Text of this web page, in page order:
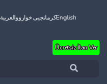
العربيةکرمانجیی خوارووEnglish
Ücretsiz İlan Ver